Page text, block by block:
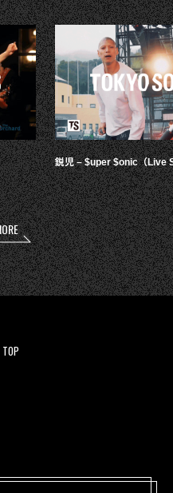
鋭児 – $uper $onic（Live